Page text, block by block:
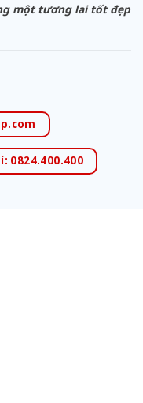
một tương lai tốt đẹp
0824.400.400